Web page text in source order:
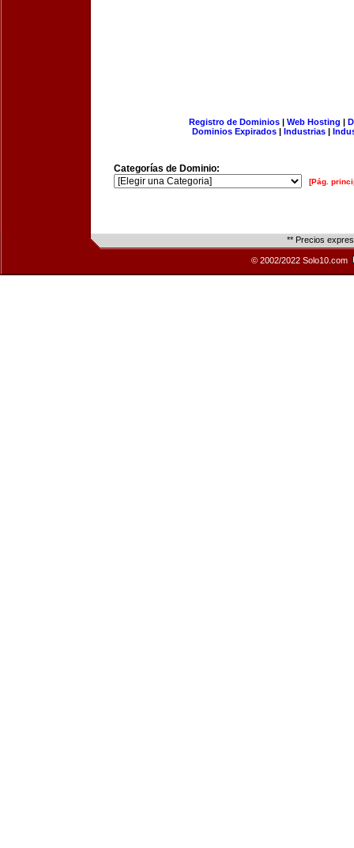
Registro de Dominios| Web Hosting |
Dominios Expirados | Industrias |
Categorías de Dominio:
[Pág.
** Precios
© 2002/2022 Solo10.com